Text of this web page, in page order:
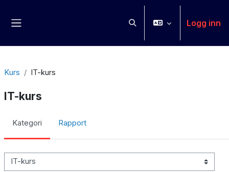
Veksle inndata for søkLogg inn
Kurs IT-kurs
IT-kurs
Kategori Rapport
Kurskategorier